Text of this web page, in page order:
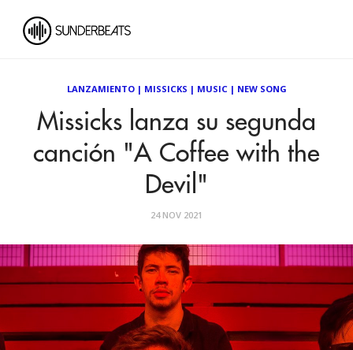
LANZAMIENTO| MISSICKS | MUSIC| NEW SONG
Missicks lanza su segunda
canción "A Coffee with the
Devil"
24 NOV 2021